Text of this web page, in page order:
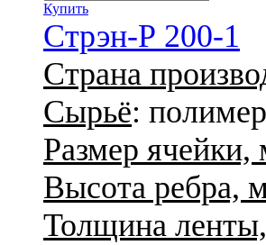
Купить
Стрэн-Р 200-1
Страна
Сырьё:
Размер ячейки,
Высота ребра,
Толщина